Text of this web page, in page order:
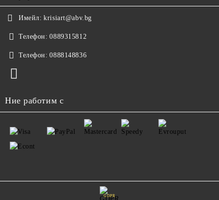
Имейл: krisiart@abv.bg
Телефон: 0889315812
Телефон: 0888148836
Ние работим с
GDPR